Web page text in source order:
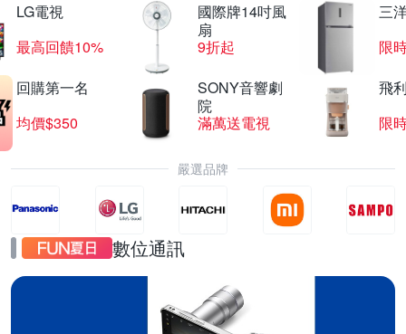
LG電視
最高回饋10%
國際牌14吋風
扇
9折起
三
限
回購第一名
均價$350
SONY音響劇
院
滿萬送電視
飛
限
嚴選品牌
數位通訊